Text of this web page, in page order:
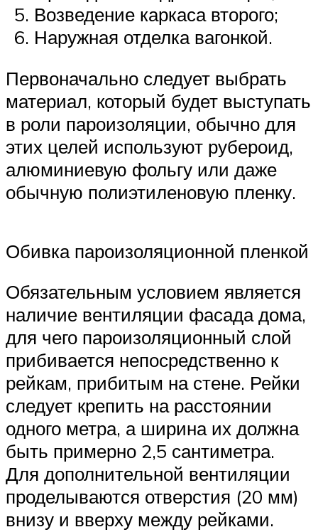
Возведение каркаса второго;
Наружная отделка вагонкой.
Первоначально следует выбрать
материал, который будет выступать
в роли пароизоляции, обычно для
этих целей используют рубероид,
алюминиевую фольгу или даже
обычную полиэтиленовую пленку.
Обивка пароизоляционной пленкой
Обязательным условием является
наличие вентиляции фасада дома,
для чего пароизоляционный слой
прибивается непосредственно к
рейкам, прибитым на стене. Рейки
следует крепить на расстоянии
одного метра, а ширина их должна
быть примерно 2,5 сантиметра.
Для дополнительной вентиляции
проделываются отверстия (20 мм)
внизу и вверху между рейками.